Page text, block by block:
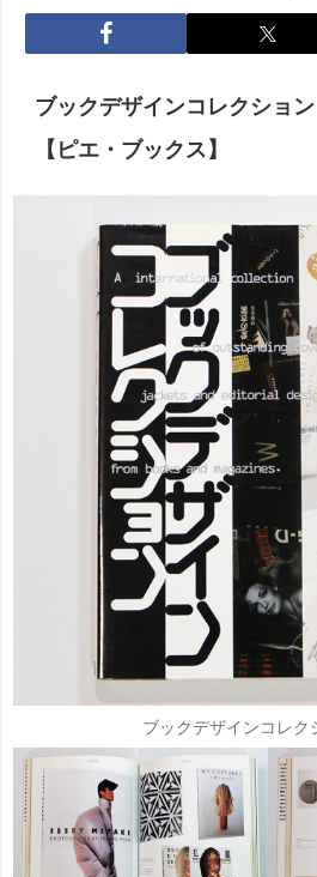
ブックデザインコレクション
【ピエ・ブックス】
ブックデザインコレク